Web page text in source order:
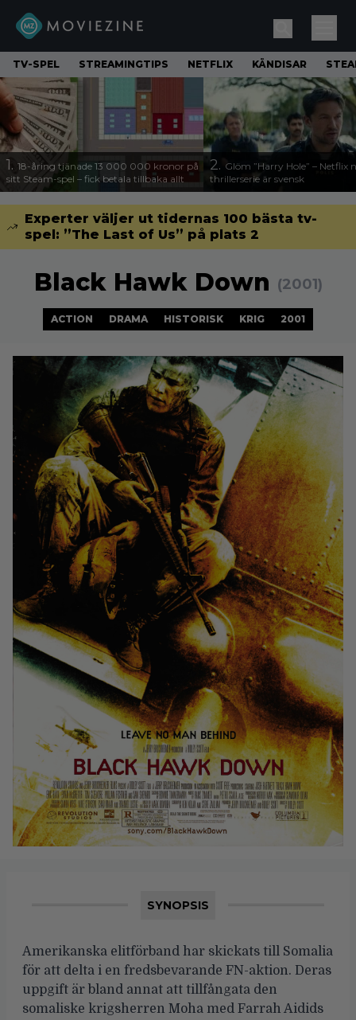
TV-SPEL STREAMINGTIPS NETFLIX KÄNDISAR
1. 18-åring tjänade 13 000 000 kronor på
sitt Steam-spel – fick betala tillbaka allt
2. Glöm ”Harry Hole” – Netflix
thrillerserie är svensk
Experter väljer ut tidernas 100 bästa tv-
spel: ”The Last of Us” på plats 2
Black Hawk Down (2001)
ACTION DRAMA HISTORISK KRIG 2001
SYNOPSIS
Amerikanska elitförband har skickats till Somalia
för att delta i en fredsbevarande FN-aktion. Deras
uppgift är bland annat att tillfångata den
somaliske krigsherren Moha med Farrah Aidids